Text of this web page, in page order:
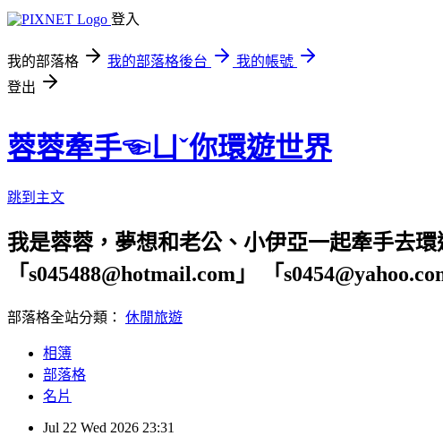
登入
我的部落格 我的部落格後台
我的帳號
登出
蓉蓉牽手☜ㄩˇ你環遊世界
跳到主文
我是蓉蓉，夢想和老公、小伊亞一起牽手去
「s045488@hotmail.com」 「
部落格全站分類： 休閒旅遊
相簿
部落格
名片
Jul 22 Wed 2026 23:31